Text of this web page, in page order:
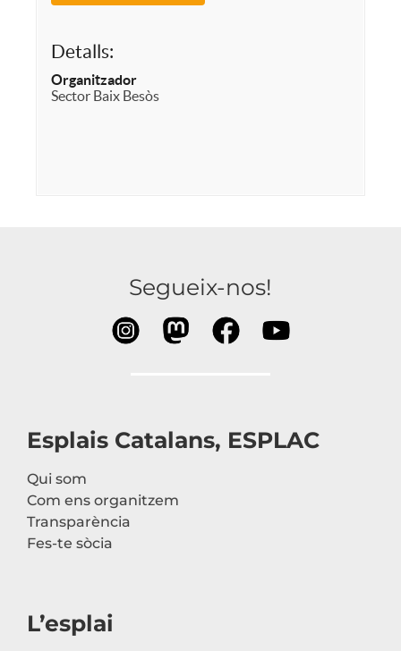
Detalls:
Organitzador
Sector Baix Besòs
Segueix-nos!
Esplais Catalans, ESPLAC
Qui som
Com ens organitzem
Transparència
Fes-te sòcia
L’esplai